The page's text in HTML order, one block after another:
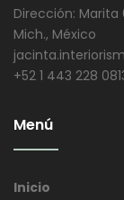
Dirección: Marita
Mich., México
+52 1 443 228
Menú
Inicio